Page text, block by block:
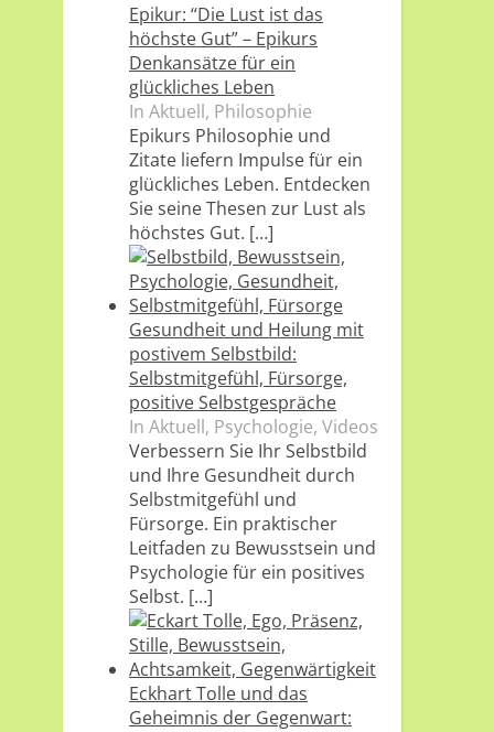
Epikur: “Die Lust ist das
höchste Gut” – Epikurs
Denkansätze für ein
glückliches Leben
In Aktuell, Philosophie
Epikurs Philosophie und
Zitate liefern Impulse für ein
glückliches Leben. Entdecken
Sie seine Thesen zur Lust als
höchstes Gut. […]
Gesundheit und Heilung mit
postivem Selbstbild:
Selbstmitgefühl, Fürsorge,
positive Selbstgespräche
In Aktuell, Psychologie, Videos
Verbessern Sie Ihr Selbstbild
und Ihre Gesundheit durch
Selbstmitgefühl und
Fürsorge. Ein praktischer
Leitfaden zu Bewusstsein und
Psychologie für ein positives
Selbst. […]
Eckhart Tolle und das
Geheimnis der Gegenwart: